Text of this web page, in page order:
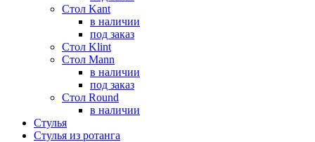
Стол Kant
в наличии
под заказ
Стол Klint
Стол Mann
в наличии
под заказ
Стол Round
в наличии
Стулья
Стулья из ротанга